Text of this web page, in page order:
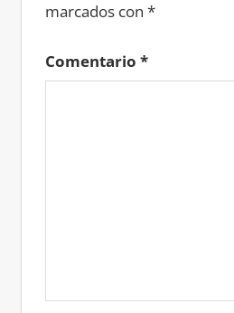
marcados con *
Comentario *